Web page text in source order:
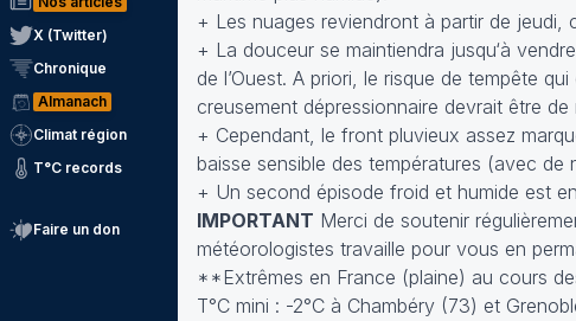
X (Twitter)
Chronique
Almanach
Climat région
T°C records
Faire un don
+ Les nuages reviendront à partir de jeudi,
+ La douceur se maintiendra jusqu‘à
de l’Ouest. A priori, le risque de tempête
creusement dépressionnaire devrait être de
+ Cependant, le front pluvieux assez
baisse sensible des températures (avec
+ Un second épisode froid et humide est
IMPORTANT Merci de soutenir
météorologistes travaille pour vous en
**Extrêmes en France (plaine) au cours
T°C mini : -2°C à Chambéry (73) et